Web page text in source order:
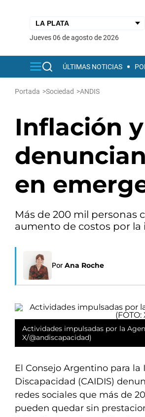
jueves 06 de agosto de 2026
ÚLTIMAS NOTICIAS
Portada >Sociedad >ANDIS
Inflación
en
Más de 200 mil personas
aumento de costos por
Por Ana Roche
Actividades impulsadas por la
X/@andiscapacidad)
El Consejo Argentino para
Discapacidad (CAIDIS)
redes sociales que más de
pueden quedar sin